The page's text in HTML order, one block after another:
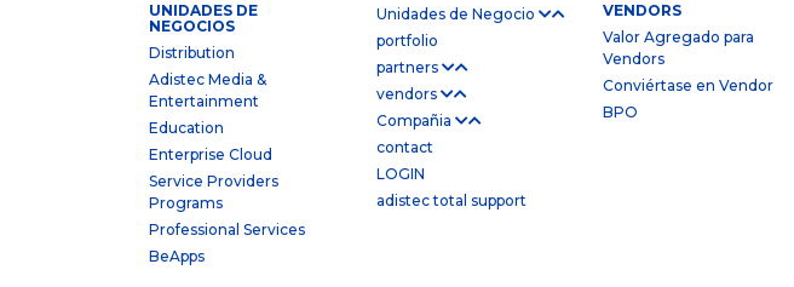
UNIDADES DE
NEGOCIOS
Distribution
Adistec Media &
Entertainment
Education
Enterprise Cloud
Service Providers
Programs
Professional Services
BeApps
Unidades de Negocio
portfolio
partners
vendors
Compañia
contact
LOGIN
adistec total support
VENDORS
Valor Agregado para
Vendors
Conviértase en Vendor
BPO